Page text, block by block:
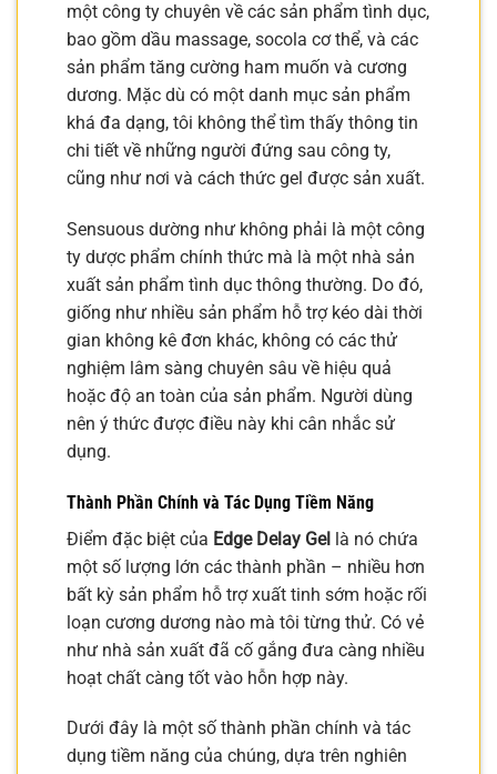
một công ty chuyên về các sản phẩm tình dục,
bao gồm dầu massage, socola cơ thể, và các
sản phẩm tăng cường ham muốn và cương
dương. Mặc dù có một danh mục sản phẩm
khá đa dạng, tôi không thể tìm thấy thông tin
chi tiết về những người đứng sau công ty,
cũng như nơi và cách thức gel được sản xuất.
Sensuous dường như không phải là một công
ty dược phẩm chính thức mà là một nhà sản
xuất sản phẩm tình dục thông thường. Do đó,
giống như nhiều sản phẩm hỗ trợ kéo dài thời
gian không kê đơn khác, không có các thử
nghiệm lâm sàng chuyên sâu về hiệu quả
hoặc độ an toàn của sản phẩm. Người dùng
nên ý thức được điều này khi cân nhắc sử
dụng.
Thành Phần Chính và Tác Dụng Tiềm Năng
Điểm đặc biệt của Edge Delay Gel là nó chứa
một số lượng lớn các thành phần – nhiều hơn
bất kỳ sản phẩm hỗ trợ xuất tinh sớm hoặc rối
loạn cương dương nào mà tôi từng thử. Có vẻ
như nhà sản xuất đã cố gắng đưa càng nhiều
hoạt chất càng tốt vào hỗn hợp này.
Dưới đây là một số thành phần chính và tác
dụng tiềm năng của chúng, dựa trên nghiên